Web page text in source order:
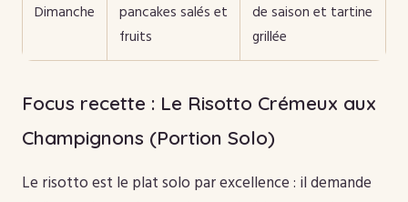
Dimanche
pancakes salés et
fruits
de saison et tartine
grillée
Focus recette : Le Risotto Crémeux aux
Champignons (Portion Solo)
Le risotto est le plat solo par excellence : il demande